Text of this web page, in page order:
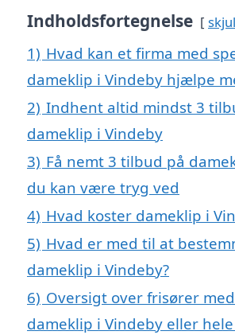
Indholdsfortegnelse skjul
1) Hvad kan et firma med
dameklip i Vindeby hjælpe
2) Indhent altid mindst 3
dameklip i Vindeby
3) Få nemt 3 tilbud på
du kan være tryg ved
4) Hvad koster dameklip i
5) Hvad er med til at
dameklip i Vindeby?
6) Oversigt over frisører
dameklip i Vindeby eller